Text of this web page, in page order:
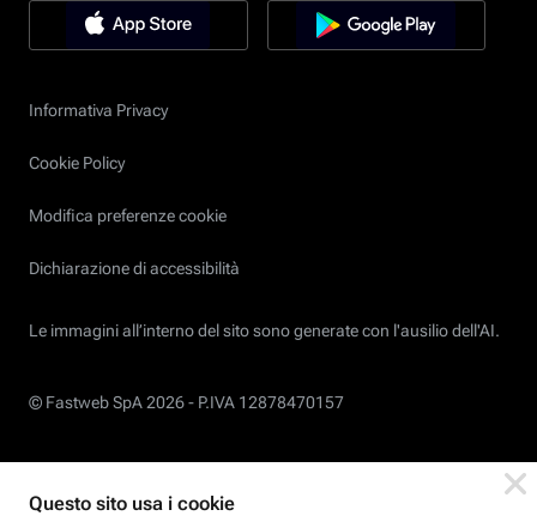
Informativa Privacy
Cookie Policy
Modifica preferenze cookie
Dichiarazione di accessibilità
Le immagini all’interno del sito sono generate con l'ausilio dell'AI.
© Fastweb SpA 2026 - P.IVA 12878470157